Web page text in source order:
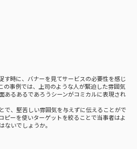
す時に、バナーを見てサービスの必要性を感じ
の事例では、上司のような人が緊迫した雰囲気
あるあるであろうシーンがコミカルに表現され
で、堅苦しい雰囲気を与えずに伝えることがで
ピーを使いターゲットを絞ることで当事者はよ
ないでしょうか。